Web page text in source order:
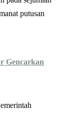
putusan
Gencarkan